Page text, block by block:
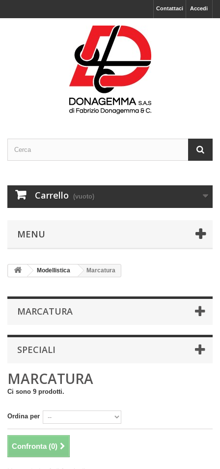
Accedi
Contattaci
Carrello (vuoto)
MENU
Modellistica Marcatura
MARCATURA
SPECIALI
MARCATURA
Ci sono 9 prodotti.
Ordina per
Confronta (0)